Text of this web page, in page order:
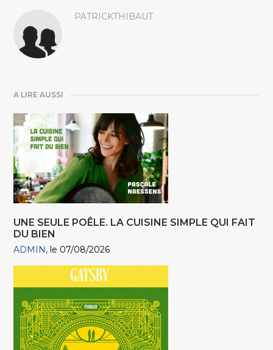
PATRICKTHIBAUT
A LIRE AUSSI
UNE SEULE POÊLE. LA CUISINE SIMPLE QUI FAIT
DU BIEN
ADMIN le 07/08/2026